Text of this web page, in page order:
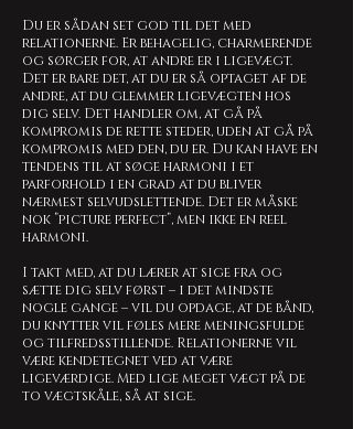
Du er sådan set god til det med
relationerne. Er behagelig, charmerende
og sørger for, at andre er i ligevægt.
Det er bare det, at du er så optaget af de
andre, at du glemmer ligevægten hos
dig selv. Det handler om, at gå på
kompromis de rette steder, uden at gå på
kompromis med den, du er. Du kan have en
tendens til at søge harmoni i et
parforhold i en grad at du bliver
nærmest selvudslettende. Det er måske
nok ”picture perfect”, men ikke en reel
harmoni.
I takt med, at du lærer at sige fra og
sætte dig selv først – i det mindste
nogle gange – vil du opdage, at de bånd,
du knytter vil føles mere meningsfulde
og tilfredsstillende. Relationerne vil
være kendetegnet ved at være
ligeværdige. Med lige meget vægt på de
to vægtskåle, så at sige.